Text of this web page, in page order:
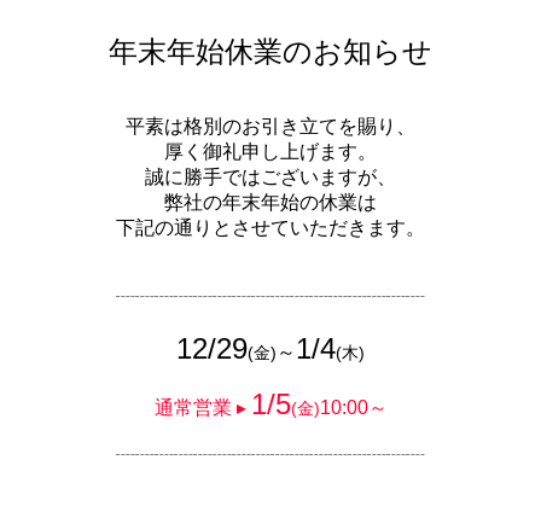
年末年始休業のお知らせ
平素は格別のお引き立てを賜り、
厚く御礼申し上げます。
誠に勝手ではございますが、
弊社の年末年始の休業は
下記の通りとさせていただきます。
┈┈┈┈┈┈┈┈┈┈┈┈┈┈┈┈
12/29(金) ～ 1/4(木)
通常営業 ▸ 1/5(金)10:00～
┈┈┈┈┈┈┈┈┈┈┈┈┈┈┈┈